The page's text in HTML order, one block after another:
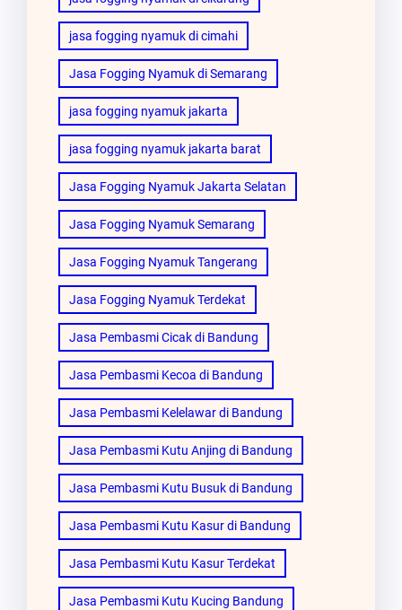
jasa fogging nyamuk di cimahi
Jasa Fogging Nyamuk di Semarang
jasa fogging nyamuk jakarta
jasa fogging nyamuk jakarta barat
Jasa Fogging Nyamuk Jakarta Selatan
Jasa Fogging Nyamuk Semarang
Jasa Fogging Nyamuk Tangerang
Jasa Fogging Nyamuk Terdekat
Jasa Pembasmi Cicak di Bandung
Jasa Pembasmi Kecoa di Bandung
Jasa Pembasmi Kelelawar di Bandung
Jasa Pembasmi Kutu Anjing di Bandung
Jasa Pembasmi Kutu Busuk di Bandung
Jasa Pembasmi Kutu Kasur di Bandung
Jasa Pembasmi Kutu Kasur Terdekat
Jasa Pembasmi Kutu Kucing Bandung